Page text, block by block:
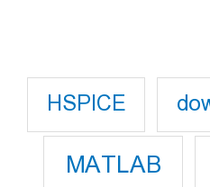
HSPICE
MATLAB